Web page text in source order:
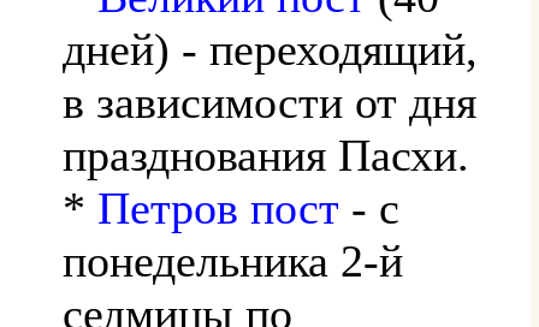
дней) - переходящий,
в зависимости от дня
празднования Пасхи.
* Петров пост - с
понедельника 2-й
седмицы по